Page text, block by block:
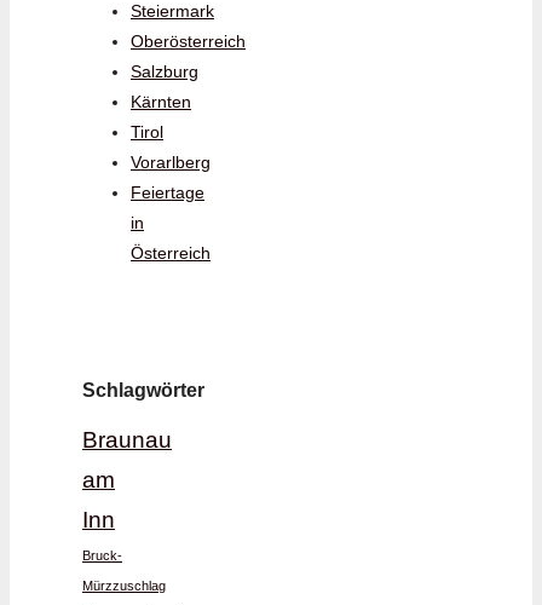
Steiermark
Oberösterreich
Salzburg
Kärnten
Tirol
Vorarlberg
Feiertage
in
Österreich
Schlagwörter
Braunau
am
Inn
Bruck-
Mürzzuschlag